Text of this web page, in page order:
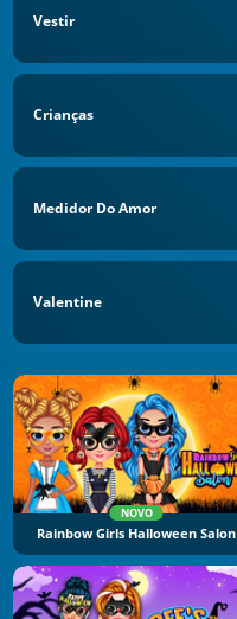
Vestir
Crianças
Medidor Do Amor
Valentine
NOVO
Rainbow Girls Halloween Salon